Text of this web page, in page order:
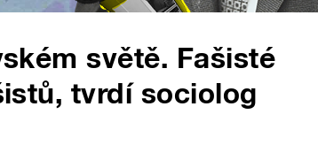
světě. Fašisté
tvrdí sociolog